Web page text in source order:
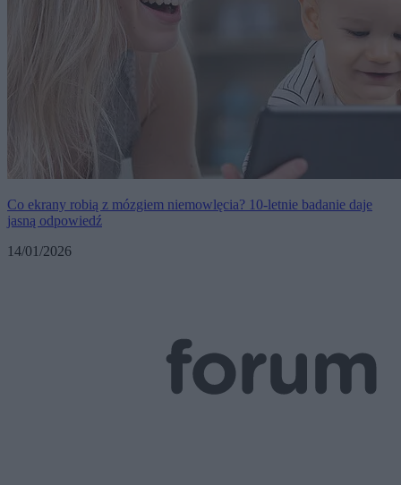
Co ekrany robią z mózgiem niemowlęcia? 10-letnie badanie daje
jasną odpowiedź
14/01/2026